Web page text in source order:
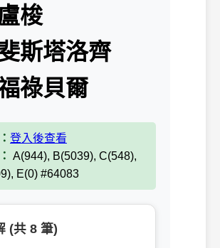
梭
斯塔洛齊
祿貝爾
登入後查看
A(944), B(5039), C(548),
E(0) #64083
(共 8 筆)